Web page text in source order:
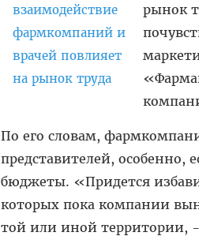
рынок
По его словам,
представителей, особенно,
бюджеты. «Придется
которых пока компании
той или иной территории, -